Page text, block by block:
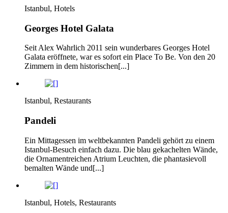
Istanbul, Hotels
Georges Hotel Galata
Seit Alex Wahrlich 2011 sein wunderbares Georges Hotel
Galata eröffnete, war es sofort ein Place To Be. Von den 20
Zimmern in dem historischen[...]
Istanbul, Restaurants
Pandeli
Ein Mittagessen im weltbekannten Pandeli gehört zu einem
Istanbul-Besuch einfach dazu. Die blau gekachelten Wände,
die Ornamentreichen Atrium Leuchten, die phantasievoll
bemalten Wände und[...]
Istanbul, Hotels, Restaurants